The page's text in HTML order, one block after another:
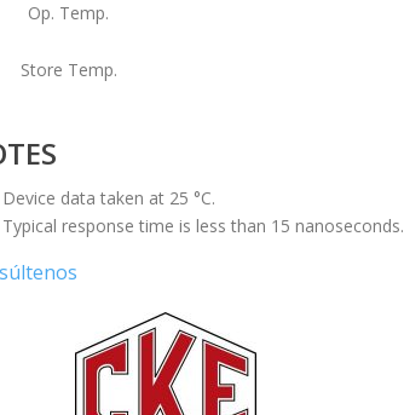
Op. Temp.
Store Temp.
Device data taken at 25 °C.
Typical response time is less than 15 nanoseconds.